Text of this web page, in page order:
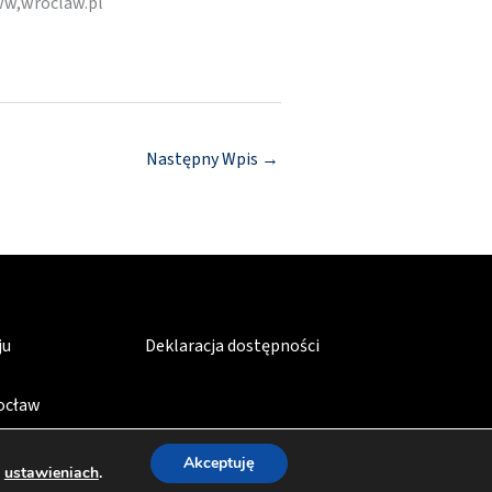
Następny Wpis →
Deklaracja dostępności
ustawieniach. Akceptuję